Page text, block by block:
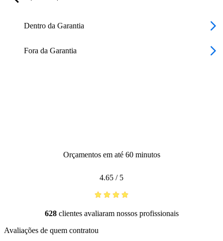
Dentro da Garantia
Fora da Garantia
Orçamentos em até 60 minutos
4.65 / 5
628clientes avaliaram nossos profissionais
Avaliações de quem contratou